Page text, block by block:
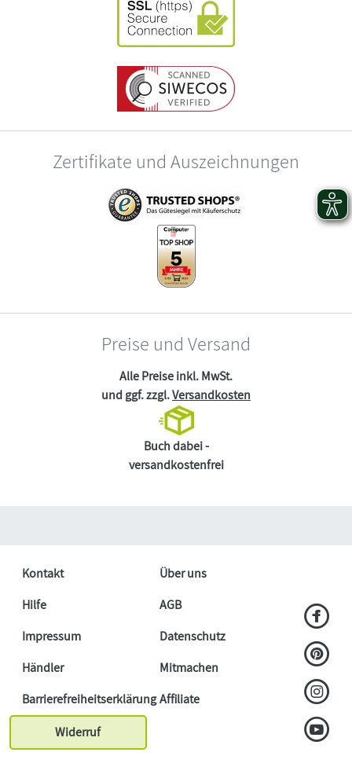
Zertifikate und Auszeichnungen
Preise und Versand
Alle Preise inkl. MwSt.
und ggf. zzgl.Versandkosten
Buch dabei -
versandkostenfrei
Kontakt
Über uns
Hilfe
AGB
Impressum
Datenschutz
Händler
Mitmachen
BarrierefreiheitserklärungAffiliate
Widerruf